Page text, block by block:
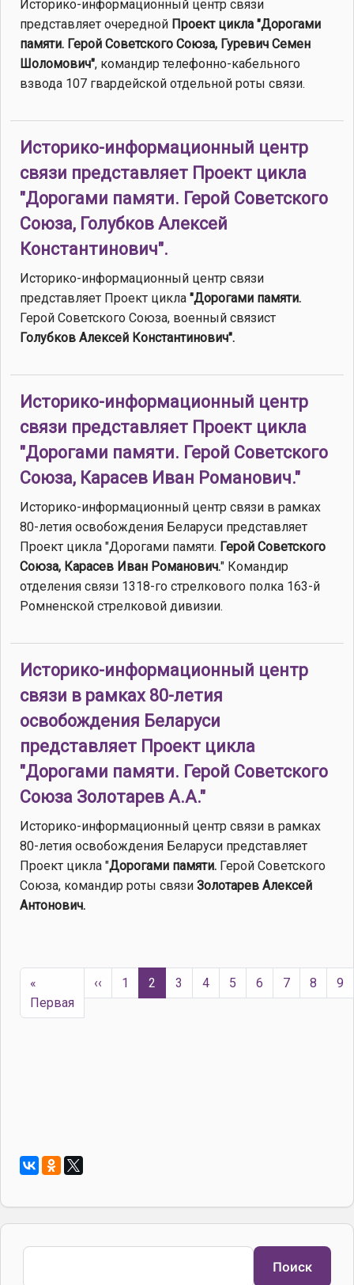
Историко-информационный центр связи
представляет очередной Проект цикла "Дорогами
памяти. Герой Советского Союза, Гуревич Семен
Шоломович", командир телефонно-кабельного
взвода 107 гвардейской отдельной роты связи.
Историко-информационный центр
связи представляет Проект цикла
"Дорогами памяти. Герой Советского
Союза, Голубков Алексей
Константинович".
Историко-информационный центр связи
представляет Проект цикла "Дорогами памяти.
Герой Советского Союза, военный связист
Голубков Алексей Константинович".
Историко-информационный центр
связи представляет Проект цикла
"Дорогами памяти. Герой Советского
Союза, Карасев Иван Романович."
Историко-информационный центр связи в рамках
80-летия освобождения Беларуси представляет
Проект цикла "Дорогами памяти. Герой Советского
Союза, Карасев Иван Романович." Командир
отделения связи 1318-го стрелкового полка 163-й
Ромненской стрелковой дивизии.
Историко-информационный центр
связи в рамках 80-летия
освобождения Беларуси
представляет Проект цикла
"Дорогами памяти. Герой Советского
Союза Золотарев А.А."
Историко-информационный центр связи в рамках
80-летия освобождения Беларуси представляет
Проект цикла "Дорогами памяти. Герой Советского
Союза, командир роты связи Золотарев Алексей
Антонович.
Нумерация страниц
«
ПерваяПервая страница
‹‹ Предыдущая страница
1 2 3 4 5 6 7 8 9
Поиск
Поиск